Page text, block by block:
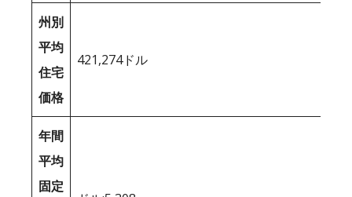
州別
平均
住宅
価格
421,274ドル
年間
平均
固定